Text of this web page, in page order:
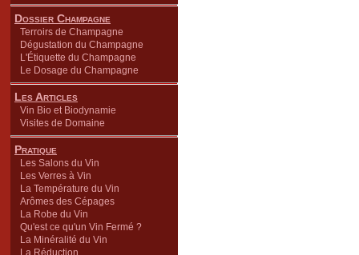
Dossier Champagne
Terroirs de Champagne
Dégustation du Champagne
L'Étiquette du Champagne
Le Dosage du Champagne
Les Articles
Vin Bio et Biodynamie
Visites de Domaine
Pratique
Les Salons du Vin
Les Verres à Vin
La Température du Vin
Arômes des Cépages
La Robe du Vin
Qu'est ce qu'un Vin Fermé ?
La Minéralité du Vin
La Réduction